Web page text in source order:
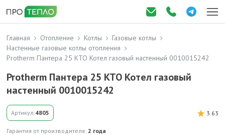
Главная Отопление Котлы
Газовые котлы
Настенные газовые котлы отопления
Protherm Пантера 25 КТО Котел газовый настенный 0010015242
Protherm Пантера 25 КТО Котел газовый
настенный 0010015242
Артикул:4805
Гарантия от производителя: 2 года
3.63